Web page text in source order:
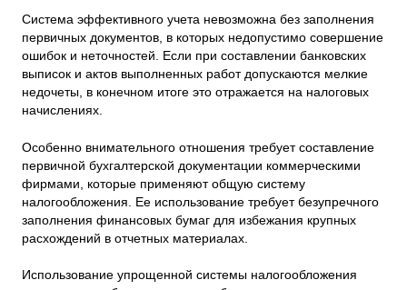
Система эффективного учета невозможна без заполнения
первичных документов, в которых недопустимо совершение
ошибок и неточностей. Если при составлении банковских
выписок и актов выполненных работ допускаются мелкие
недочеты, в конечном итоге это отражается на налоговых
начислениях.
Особенно внимательного отношения требует составление
первичной бухгалтерской документации коммерческими
фирмами, которые применяют общую систему
налогообложения. Ее использование требует безупречного
заполнения финансовых бумаг для избежания крупных
расхождений в отчетных материалах.
Использование упрощенной системы налогообложения